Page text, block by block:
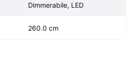
Dimmerabile, LED
260.0 cm